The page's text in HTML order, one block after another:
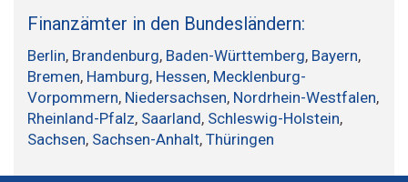
Finanzämter in den Bundesländern:
Berlin, Brandenburg, Baden-Württemberg, Bayern,
Bremen, Hamburg, Hessen, Mecklenburg-
Vorpommern, Niedersachsen, Nordrhein-Westfalen,
Rheinland-Pfalz, Saarland, Schleswig-Holstein,
Sachsen, Sachsen-Anhalt, Thüringen